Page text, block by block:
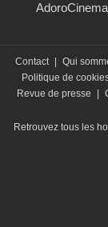
AdoroCinema
Contact Qui
Politique de
Revue de presse
Retrouvez tous les